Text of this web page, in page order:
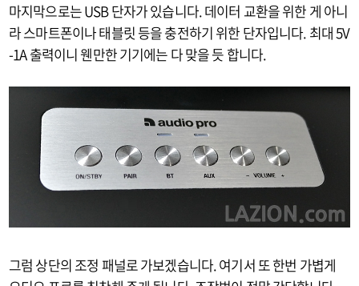
마지막으로는 USB 단자가 있습니다. 데이터 교환을 위한 게 아니
라 스마트폰이나 태블릿 등을 충전하기 위한 단자입니다. 최대 5V
-1A 출력이니 웬만한 기기에는 다 맞을 듯 합니다.
그럼 상단의 조정 패널로 가보겠습니다. 여기서 또 한번 가볍게